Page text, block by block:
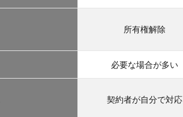
所有権解除
必要な場合が多い
契約者が自分で対応